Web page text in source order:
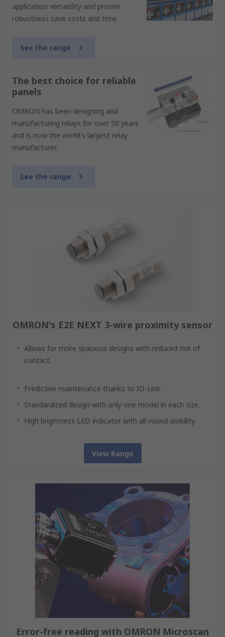
application versatility and proven
robustness save costs and time.
See the range
The best choice for reliable
panels
OMRON has been designing and
manufacturing relays for over 50 years
and is now the world's largest relay
manufacturer.
See the range
OMRON's E2E NEXT 3-wire proximity sensor
Allows for more spacious designs with reduced risk of
contact.
Predictive maintenance thanks to IO-Link.
Standardized design with only one model in each size.
High brightness LED indicator with all-round visibility
View Range
Error-free reading with OMRON Microscan